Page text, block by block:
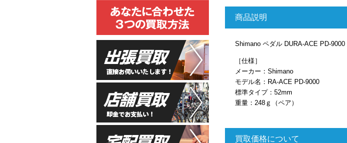
商品説明
Shimano ペダル DURA-ACE PD-9000
［仕様］
メーカー：Shimano
モデル名：RA-ACE PD-9000
標準タイプ：52mm
重量：248ｇ（ペア）
買取価格について